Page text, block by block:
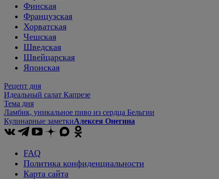
Финская
Французская
Хорватская
Чешская
Шведская
Швейцарская
Японская
Рецепт дня
Идеальный салат Капрезе
Тема дня
Ламбик, уникальное пиво из сердца Бельгии
Кулинарные заметкиАлексея Онегина
FAQ
Политика конфиденциальности
Карта сайта